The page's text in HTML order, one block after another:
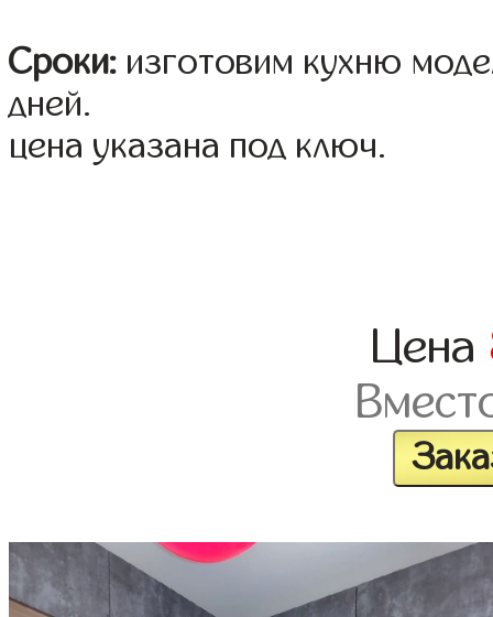
Сроки: изготовим кухню
дней.
цена указана под ключ.
Цена